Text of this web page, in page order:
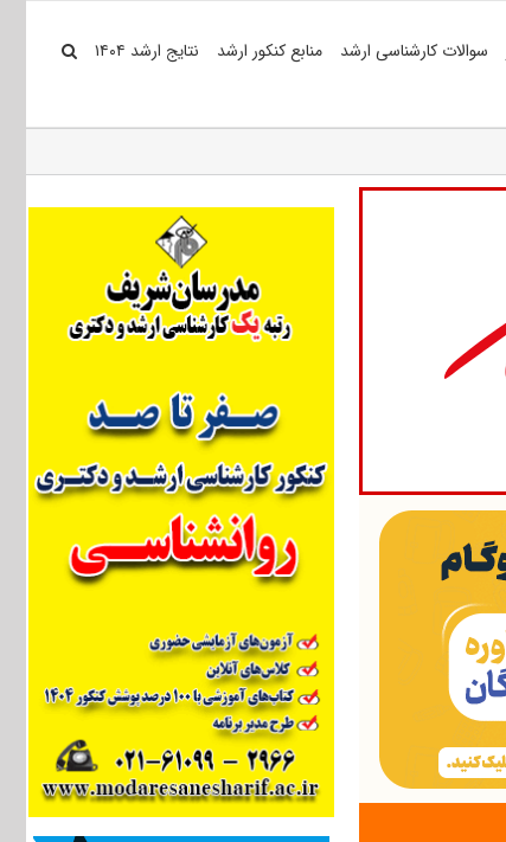
سوالات کارشناسی ارشد منابع کنکور ارشد نتایج ارشد ۱۴۰۴